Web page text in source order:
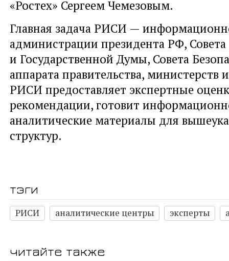
«Ростех» Сергеем Чемезовым.
Главная задача РИСИ —
администрации президента РФ,
и Государственной Думы, Совета
аппарата правительства, министерств
РИСИ предоставляет экспертные
рекомендации, готовит
аналитические материалы для
структур.
тэги
РИСИ аналитические центры эксперты
читайте также